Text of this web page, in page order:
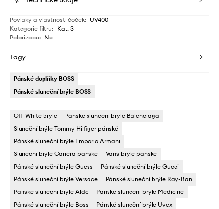
Povlaky a vlastnosti čoček: UV400
Kategorie filtru: Kat. 3
Polarizace: Ne
Tagy
Pánské doplňky BOSS
Pánské sluneční brýle BOSS
Off-White brýle
Pánské sluneční brýle Balenciaga
Sluneční brýle Tommy Hilfiger pánské
Pánské sluneční brýle Emporio Armani
Sluneční brýle Carrera pánské
Vans brýle pánské
Pánské sluneční brýle Guess
Pánské sluneční brýle Gucci
Pánské sluneční brýle Versace
Pánské sluneční brýle Ray-Ban
Pánské sluneční brýle Aldo
Pánské sluneční brýle Medicine
Pánské sluneční brýle Boss
Pánské sluneční brýle Uvex